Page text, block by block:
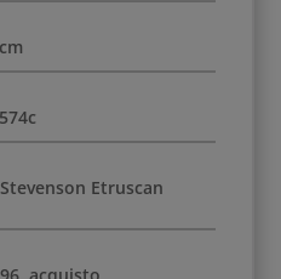
Etruscan